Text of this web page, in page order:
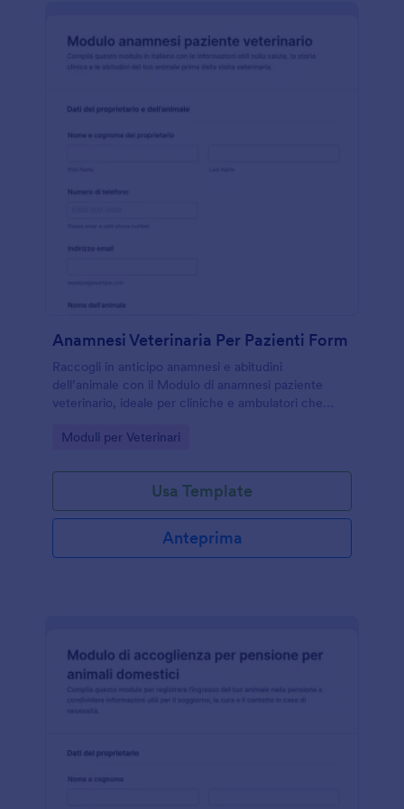
Anamnesi Veterinaria Per Pazienti Form
Raccogli in anticipo anamnesi e abitudini
dell’animale con il Modulo di anamnesi paziente
veterinario, ideale per cliniche e ambulatori che
raccolta dati con Jotform.
Go to Category:
Moduli per Veterinari
Usa Template
Anteprima